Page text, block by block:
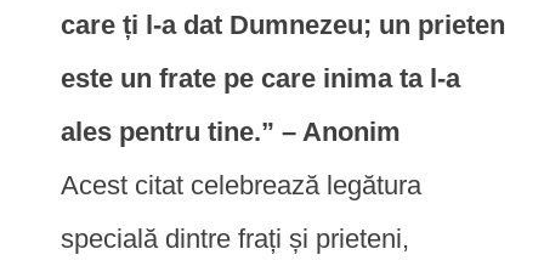
care ți l-a dat Dumnezeu; un prieten
este un frate pe care inima ta l-a
ales pentru tine.” – Anonim
Acest citat celebrează legătura
specială dintre frați și prieteni,